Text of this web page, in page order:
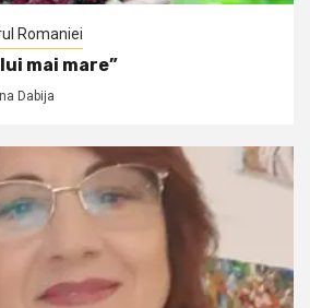
Romaniei
mai mare”
Dabija